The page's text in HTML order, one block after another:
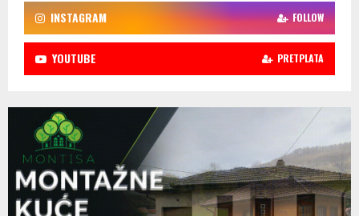
INSTAGRAM FOLLOW
YOUTUBE PRETPLATA